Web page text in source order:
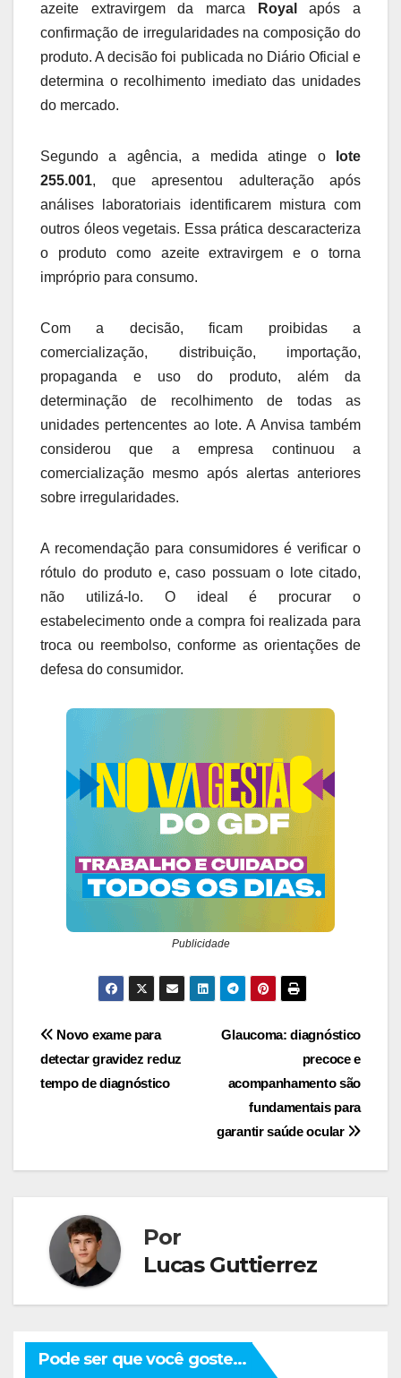
azeite extravirgem da marca
Royal
após a
confirmação de irregularidades na composição do
produto. A decisão foi publicada no Diário Oficial e
determina o recolhimento imediato das unidades
do mercado.
Segundo a agência, a medida atinge o
lote
255.001, que apresentou adulteração após
análises laboratoriais identificarem mistura com
outros óleos vegetais. Essa prática descaracteriza
o produto como azeite extravirgem e o torna
impróprio para consumo.
Com a decisão, ficam proibidas a
comercialização, distribuição, importação,
propaganda e uso do produto, além da
determinação de recolhimento de todas as
unidades pertencentes ao lote. A Anvisa também
considerou que a empresa continuou a
comercialização mesmo após alertas anteriores
sobre irregularidades.
A recomendação para consumidores é verificar o
rótulo do produto e, caso possuam o lote citado,
não utilizá-lo. O ideal é procurar o
estabelecimento onde a compra foi realizada para
troca ou reembolso, conforme as orientações de
defesa do consumidor.
Publicidade
Navegação
de
Glaucoma: diagnóstico
precoce e
acompanhamento são
fundamentais para
garantir saúde ocular
Novo exame para
detectar gravidez reduz
tempo de diagnóstico
Por
Lucas Guttierrez
Pode ser que você goste...